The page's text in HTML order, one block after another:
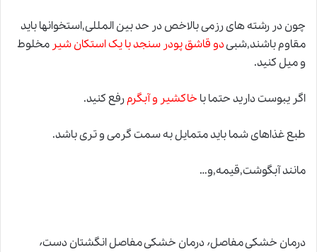
چون در رشته های رزمی بالاخص در حد بین المللی,استخوانها باید
مقاوم باشند,شبیدو قاشق پودر سنجد با یک استکان شیر مخلوط
و میل کنید.
اگر یبوست دارید حتما با خاکشیر و آبگرمرفع کنید.
طبع غذاهای شما باید متمایل به سمت گرمی و تری باشد.
مانند آبگوشت,قیمه,و…
درمان خشکی مفاصل٬ درمان خشکی مفاصل انگشتان دست٬